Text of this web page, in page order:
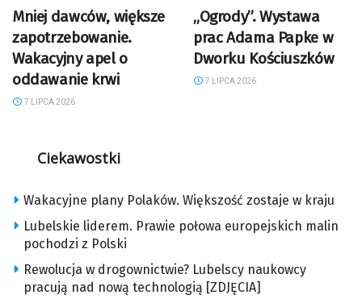
Mniej dawców, większe
zapotrzebowanie.
Wakacyjny apel o
oddawanie krwi
7 LIPCA 2026
„Ogrody”. Wystawa
prac Adama Papke w
Dworku Kościuszków
7 LIPCA 2026
Ciekawostki
Wakacyjne plany Polaków. Większość zostaje w kraju
Lubelskie liderem. Prawie połowa europejskich malin
pochodzi z Polski
Rewolucja w drogownictwie? Lubelscy naukowcy
pracują nad nową technologią [ZDJĘCIA]